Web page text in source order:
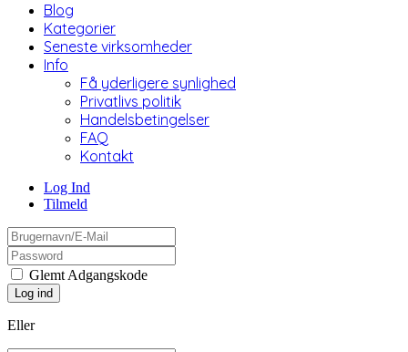
Blog
Kategorier
Seneste virksomheder
Info
Få yderligere synlighed
Privatlivs politik
Handelsbetingelser
FAQ
Kontakt
Log Ind
Tilmeld
Glemt Adgangskode
Eller